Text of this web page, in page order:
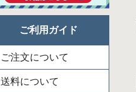
ご利用ガイド
ご注文について
送料について